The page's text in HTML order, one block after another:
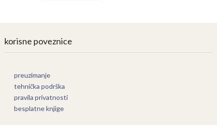
korisne poveznice
preuzimanje
tehnička podrška
pravila privatnosti
besplatne knjige